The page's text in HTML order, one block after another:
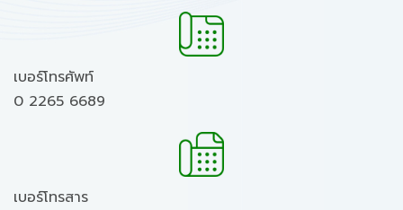
เบอร์โทรศัพท์
0 2265 6689
เบอร์โทรสาร